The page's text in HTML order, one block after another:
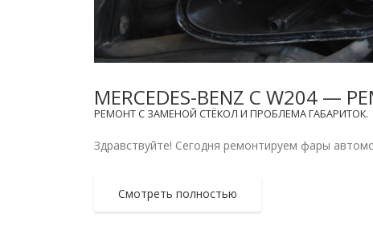
MERCEDES-BENZ C W204 —
РЕМОНТ С ЗАМЕНОЙ СТЁКОЛ И ПРОБЛЕМА ГАБАРИТОК.
Здравствуйте! Сегодня ремонтируем фары
Смотреть полностью